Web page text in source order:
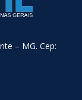
– MG. Cep: